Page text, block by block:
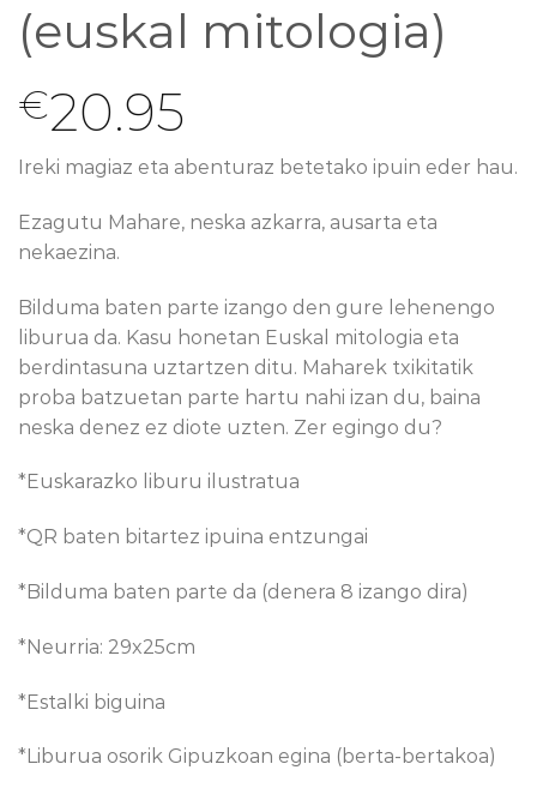
(euskal mitologia)
€20.95
Ireki magiaz eta abenturaz betetako ipuin eder hau.
Ezagutu Mahare, neska azkarra, ausarta eta
nekaezina.
Bilduma baten parte izango den gure lehenengo
liburua da. Kasu honetan Euskal mitologia eta
berdintasuna uztartzen ditu. Maharek txikitatik
proba batzuetan parte hartu nahi izan du, baina
neska denez ez diote uzten. Zer egingo du?
*Euskarazko liburu ilustratua
*QR baten bitartez ipuina entzungai
*Bilduma baten parte da (denera 8 izango dira)
*Neurria: 29x25cm
*Estalki biguina
*Liburua osorik Gipuzkoan egina (berta-bertakoa)